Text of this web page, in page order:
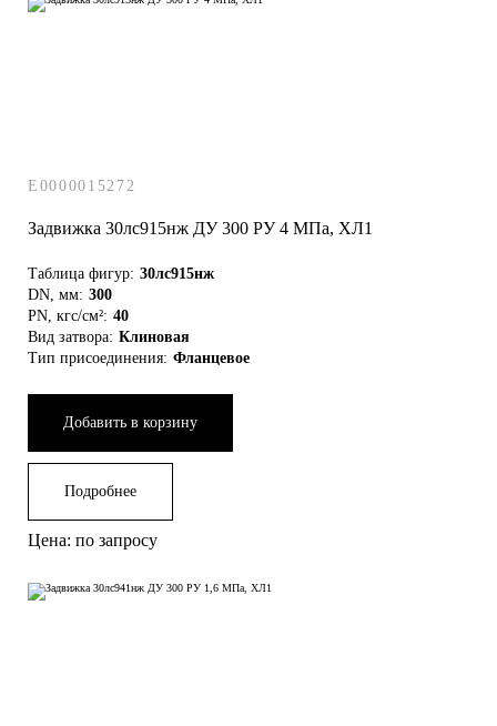
E0000015272
Задвижка 30лс915нж ДУ 300 РУ 4 МПа, ХЛ1
Таблица фигур: 30лс915нж
DN, мм: 300
PN, кгс/см²: 40
Вид затвора: Клиновая
Тип присоединения: Фланцевое
Добавить в корзину
Подробнее
Цена: по запросу